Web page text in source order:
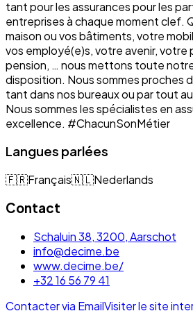
tant pour les assurances pour les
entreprises à chaque moment clef.
maison ou vos bâtiments, votre
vos employé(e)s, votre avenir,
pension, … nous mettons toute
disposition. Nous sommes proches
tant dans nos bureaux ou par tout
Nous sommes les spécialistes en
excellence. #ChacunSonMétier
Langues parlées
🇫🇷Français🇳🇱Nederlands
Contact
Schaluin 38, 3200, Aarschot
info@decime.be
www.decime.be/
+32 16 56 79 41
Contacter via EmailVisiter le site